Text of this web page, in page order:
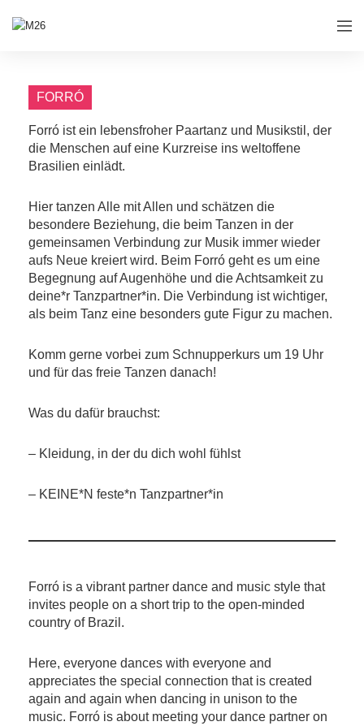
FORRÓ
Forró ist ein lebensfroher Paartanz und Musikstil, der
die Menschen auf eine Kurzreise ins weltoffene
Brasilien einlädt.
Hier tanzen Alle mit Allen und schätzen die
besondere Beziehung, die beim Tanzen in der
gemeinsamen Verbindung zur Musik immer wieder
aufs Neue kreiert wird. Beim Forró geht es um eine
Begegnung auf Augenhöhe und die Achtsamkeit zu
deine*r Tanzpartner*in. Die Verbindung ist wichtiger,
als beim Tanz eine besonders gute Figur zu machen.
Komm gerne vorbei zum Schnupperkurs um 19 Uhr
und für das freie Tanzen danach!
Was du dafür brauchst:
– Kleidung, in der du dich wohl fühlst
– KEINE*N feste*n Tanzpartner*in
Forró is a vibrant partner dance and music style that
invites people on a short trip to the open-minded
country of Brazil.
Here, everyone dances with everyone and
appreciates the special connection that is created
again and again when dancing in unison to the
music. Forró is about meeting your dance partner on